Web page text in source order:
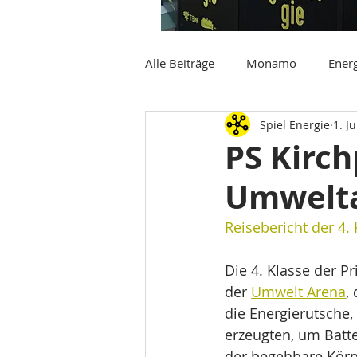
Alle Beiträge Monamo
PS
Spiel Energie 1.
Reisebericht der 4.
Die 4. Klasse der
der Umwelt Arena,
die
erzeugten, um